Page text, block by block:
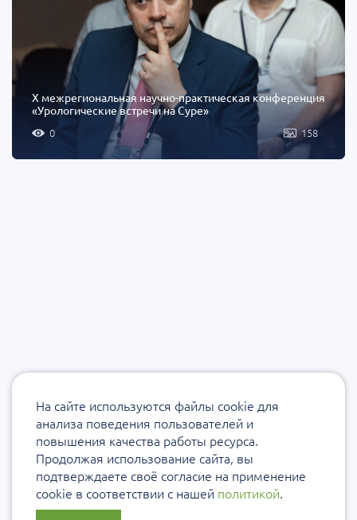
X межрегиональная научно-практическая конференция
«Урологические встречи на Суре»
0 158
На сайте используются файлы cookie для
анализа поведения пользователей и
повышения качества работы ресурса.
Продолжая использование сайта, вы
подтверждаете своё согласие на применение
cookie в соответствии с нашей политикой.